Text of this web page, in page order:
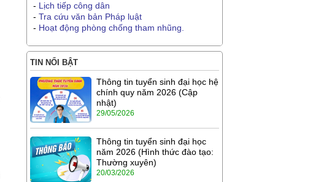
- Lịch tiếp công dân
- Tra cứu văn bản Pháp luật
- Hoạt động phòng chống tham nhũng.
TIN NỔI BẬT
Thông tin tuyển sinh đại học hệ
chính quy năm 2026 (Cập
nhật)
29/05/2026
Thông tin tuyển sinh đại học
năm 2026 (Hình thức đào tạo:
Thường xuyên)
20/03/2026